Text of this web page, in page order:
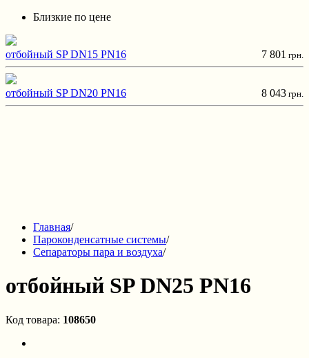
Близкие по цене
отбойный SP DN15 PN16 7 801 грн.
отбойный SP DN20 PN16 8 043 грн.
Главная/
Пароконденсатные системы/
Сепараторы пара и воздуха/
отбойный SP DN25 PN16
Код товара: 108650